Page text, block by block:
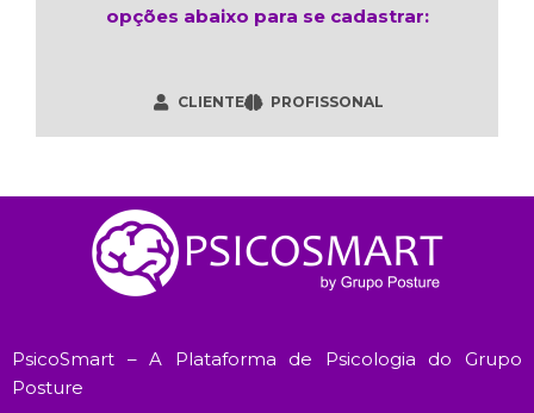
opções abaixo para se cadastrar:
CLIENTE PROFISSONAL
PsicoSmart – A Plataforma de Psicologia do Grupo
Posture